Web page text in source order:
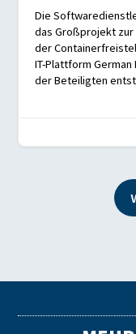
Die
das Großprojekt
der
IT-Plattform
der Beteiligten